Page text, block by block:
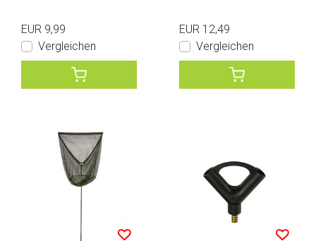
EUR 9,99
Vergleichen
EUR 12,49
Vergleichen